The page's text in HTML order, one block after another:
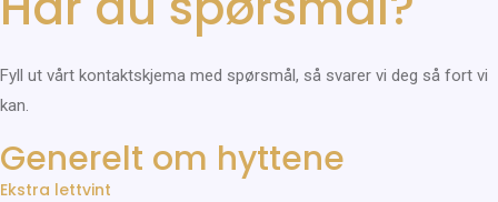
Fyll ut vårt kontaktskjema med spørsmål, så svarer vi deg så fort vi
kan.
Generelt om hyttene
Ekstra lettvint